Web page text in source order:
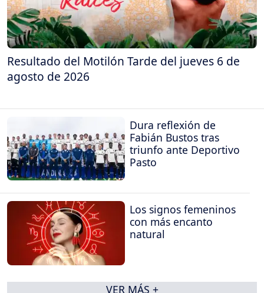
Resultado del Motilón Tarde del jueves 6 de
agosto de 2026
Dura reflexión de
Fabián Bustos tras
triunfo ante Deportivo
Pasto
Los signos femeninos
con más encanto
natural
VER MÁS +